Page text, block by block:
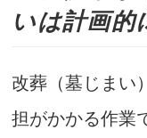
いは計画的
改葬（墓じまい
担がかかる作業